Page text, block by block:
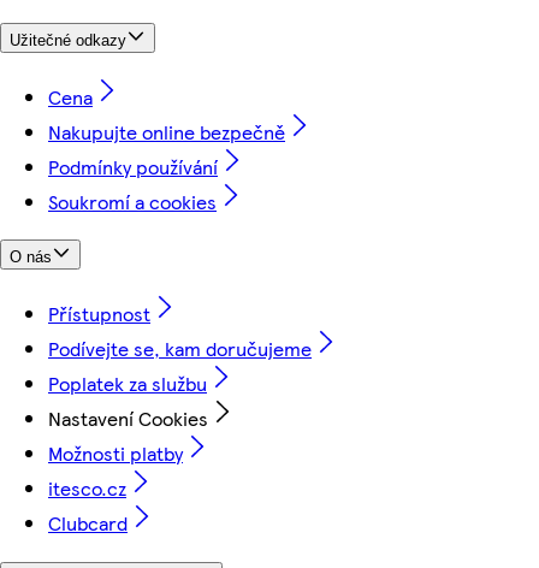
Užitečné odkazy
Cena
Nakupujte online bezpečně
Podmínky používání
Soukromí a cookies
O nás
Přístupnost
Podívejte se, kam doručujeme
Poplatek za službu
Nastavení Cookies
Možnosti platby
itesco.cz
Clubcard